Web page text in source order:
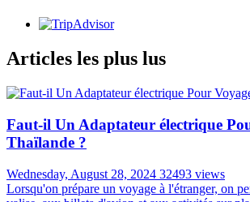
Articles les plus lus
Faut-il Un Adaptateur électrique
Thaïlande ?
Wednesday, August 28, 2024 32493 views
Lorsqu'on prépare un voyage à l'étranger, on